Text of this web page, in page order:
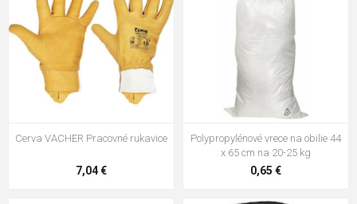
Cerva VACHER Pracovné rukavice
7,04 €
Polypropylénové vrece na obilie 44
x 65 cm na 20-25 kg
0,65 €